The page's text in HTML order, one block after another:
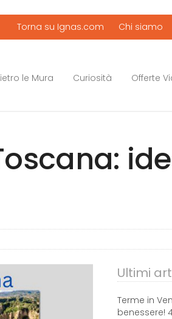
Torna su Ignas.com Chi siamo
le Mura Curiosità Offerte
Ultimi
Terme in
benessere!